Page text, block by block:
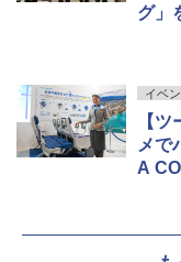
グ」
イベ
【
メで
A